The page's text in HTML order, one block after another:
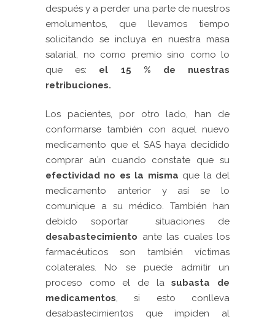
después y a perder una parte de nuestros
emolumentos, que llevamos tiempo
solicitando se incluya en nuestra masa
salarial, no como premio sino como lo
que es: el 15 % de nuestras
retribuciones.
Los pacientes, por otro lado, han de
conformarse también con aquel nuevo
medicamento que el SAS haya decidido
comprar aún cuando constate que su
efectividad no es la misma que la del
medicamento anterior y así se lo
comunique a su médico. También han
debido soportar situaciones de
desabastecimiento ante las cuales los
farmacéuticos son también víctimas
colaterales. No se puede admitir un
proceso como el de lasubasta de
medicamentos, si esto conlleva
desabastecimientos que impiden al